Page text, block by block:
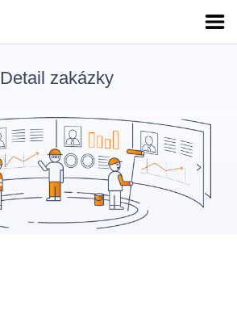
Detail zakázky